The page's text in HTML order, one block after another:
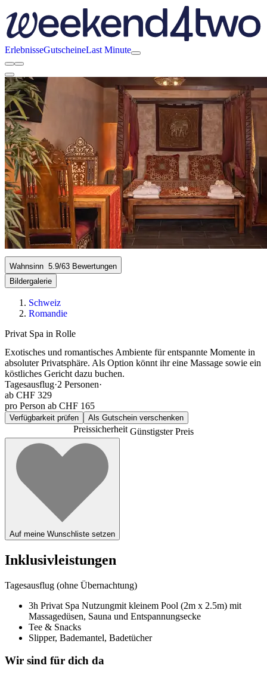
ErlebnisseGutscheineLast Minute
Wahnsinn 5.9/63 Bewertungen
Bildergalerie
Schweiz
Romandie
Privat Spa in Rolle
Exotisches und romantisches Ambiente für entspannte Momente in
absoluter Privatsphäre. Als Option könnt ihr eine Massage sowie ein
köstliches Gericht dazu buchen.
Tagesausflug·2 Personen·
ab CHF 329
pro Person ab CHF 165
Verfügbarkeit prüfen Als Gutschein verschenken
PreissicherheitGünstigster Preis
Auf meine Wunschliste setzen
Inklusivleistungen
Tagesausflug (ohne Übernachtung)
3h Privat Spa Nutzungmit kleinem Pool (2m x 2.5m) mit
Massagedüsen, Sauna und Entspannungsecke
Tee & Snacks
Slipper, Bademantel, Badetücher
Wir sind für dich da